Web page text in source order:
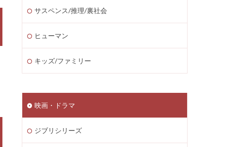
サスペンス/推理/裏社会
ヒューマン
キッズ/ファミリー
映画・ドラマ
ジブリシリーズ